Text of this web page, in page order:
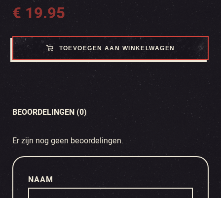
€ 19.95
TOEVOEGEN AAN WINKELWAGEN
BEOORDELINGEN (0)
Er zijn nog geen beoordelingen.
NAAM